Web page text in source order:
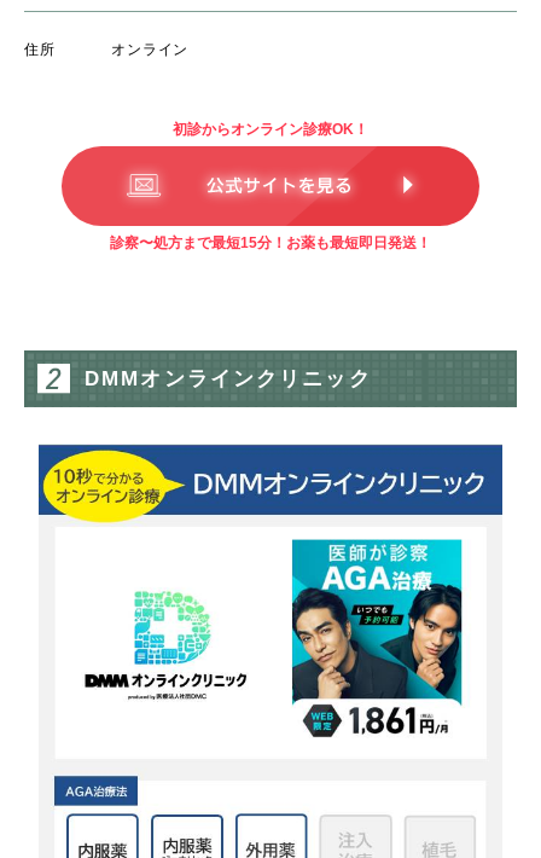
住所 オンライン
初診からオンライン診療OK！
診察〜処方まで最短15分！お薬も最短即日発送！
DMMオンラインクリニック